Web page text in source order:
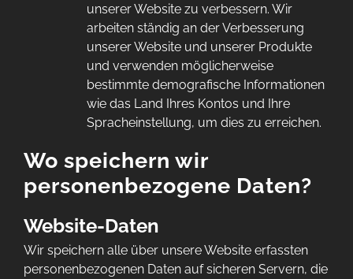
unserer Website zu verbessern. Wir
arbeiten ständig an der Verbesserung
unserer Website und unserer Produkte
und verwenden möglicherweise
bestimmte demografische Informationen
wie das Land Ihres Kontos und Ihre
Spracheinstellung, um dies zu erreichen.
Wo speichern wir
personenbezogene Daten?
Website-Daten
Wir speichern alle über unsere Website erfassten
personenbezogenen Daten auf sicheren Servern, die